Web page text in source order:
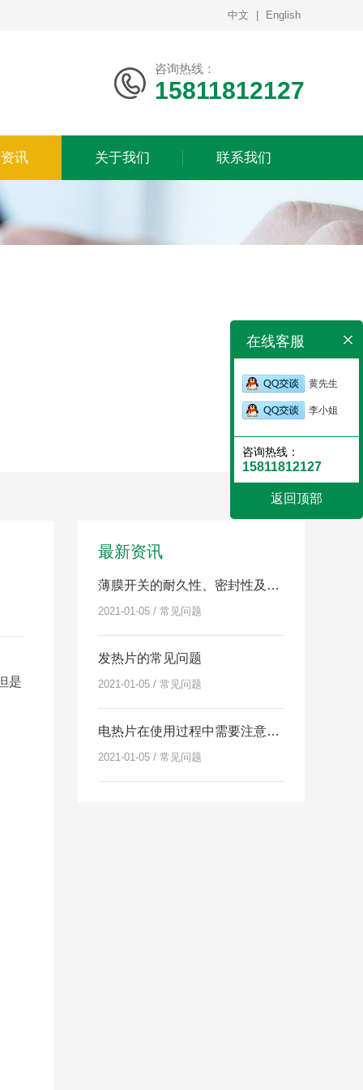
中文 English
咨询热线：
15811812127
讯 关于我们 联系我们
是
最新资讯
薄膜开关的耐久性、密封性及其体积如何
2021-01-05 / 常见问题
发热片的常见问题
2021-01-05 / 常见问题
电热片在使用过程中需要注意哪些方面的内容呢？
2021-01-05 / 常见问题
在线客服
黄先生
李小姐
咨询热线：
15811812127
返回顶部